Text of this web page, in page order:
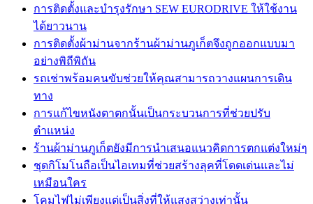
การติดตั้งและบำรุงรักษา SEW EURODRIVE ให้ใช้งาน
ได้ยาวนาน
การติดตั้งผ้าม่านจากร้านผ้าม่านภูเก็ตจึงถูกออกแบบมา
อย่างพิถีพิถัน
รถเช่าพร้อมคนขับช่วยให้คุณสามารถวางแผนการเดิน
ทาง
การแก้ไขหนังตาตกนั้นเป็นกระบวนการที่ช่วยปรับ
ตำแหน่ง
ร้านผ้าม่านภูเก็ตยังมีการนำเสนอแนวคิดการตกแต่งใหม่ๆ
ชุดกิโมโนถือเป็นไอเทมที่ช่วยสร้างลุคที่โดดเด่นและไม่
เหมือนใคร
โคมไฟไม่เพียงแต่เป็นสิ่งที่ให้แสงสว่างเท่านั้น